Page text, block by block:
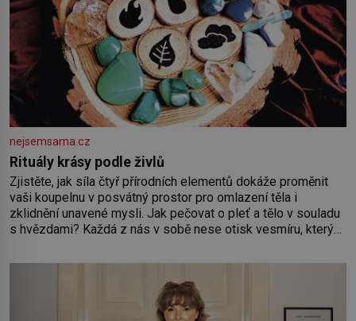
nejsemsama.cz
Rituály krásy podle živlů
Zjistěte, jak síla čtyř přírodních elementů dokáže proměnit
vaši koupelnu v posvátný prostor pro omlazení těla i
zklidnění unavené mysli. Jak pečovat o pleť a tělo v souladu
s hvězdami? Každá z nás v sobě nese otisk vesmíru, který
pokožky. Ohnivá znamení Ženy narozené ve znamení Berana,